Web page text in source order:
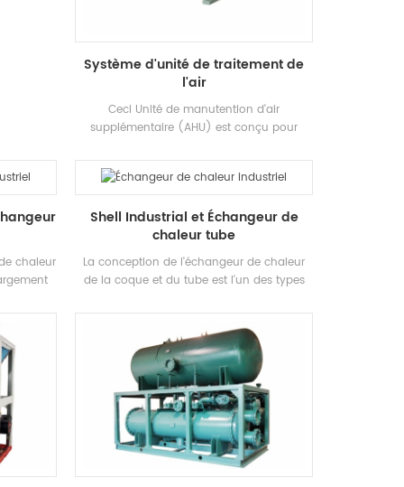
Système d'unité de traitement de
l'air
Ceci Unité de manutention d'air
supplémentaire (AHU) est conçu pour
hôpital.ect avecPont froid gratuit Al Penta-
Post cadre double peau PU isolation.
chaleur
le
avec
à plus
Shell Industrial et Échangeur de
chaleur tube
La conception de l'échangeur de chaleur
de la coque et du tube est l'un des types
dans la chaleur Transfert.typiciquement
utilisé dans l'application Quand Un
processus nécessite de grandes quantités
de Fliud être chauffé ou refroidi. À la suite
de leur L'échangeur de chaleur de la
conception, de la coque et du tube offre
une grande surface et donc un transfert de
chaleur élevé Efficacité.